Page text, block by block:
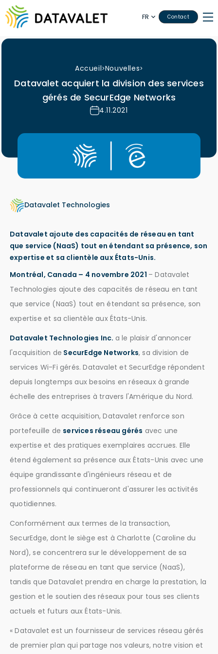
FR Contact
Accueil>Nouvelles>
Datavalet acquiert la division des services
gérés de SecurEdge Networks
4.11.2021
Datavalet Technologies
Datavalet ajoute des capacités de réseau en tant
que service (NaaS) tout en étendant sa présence, son
expertise et sa clientèle aux États-Unis.
Montréal, Canada – 4 novembre 2021 – Datavalet
Technologies ajoute des capacités de réseau en tant
que service (NaaS) tout en étendant sa présence, son
expertise et sa clientèle aux États-Unis.
Datavalet Technologies Inc. a le plaisir d'annoncer
l'acquisition de SecurEdge Networks, sa division de
services Wi-Fi gérés. Datavalet et SecurEdge répondent
depuis longtemps aux besoins en réseaux à grande
échelle des entreprises à travers l'Amérique du Nord.
Grâce à cette acquisition, Datavalet renforce son
portefeuille de services réseau gérés avec une
expertise et des pratiques exemplaires accrues. Elle
étend également sa présence aux États-Unis avec une
équipe grandissante d'ingénieurs réseau et de
professionnels qui continueront d'assurer les activités
quotidiennes.
Conformément aux termes de la transaction,
SecurEdge, dont le siège est à Charlotte (Caroline du
Nord), se concentrera sur le développement de sa
plateforme de réseau en tant que service (NaaS),
tandis que Datavalet prendra en charge la prestation, la
gestion et le soutien des réseaux pour tous ses clients
actuels et futurs aux États-Unis.
« Datavalet est un fournisseur de services réseau gérés
de premier plan qui partage nos valeurs, notre vision et